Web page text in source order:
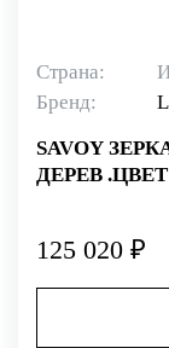
Страна:
Бренд:
SAVOY
ДЕРЕВ
125 020 ₽